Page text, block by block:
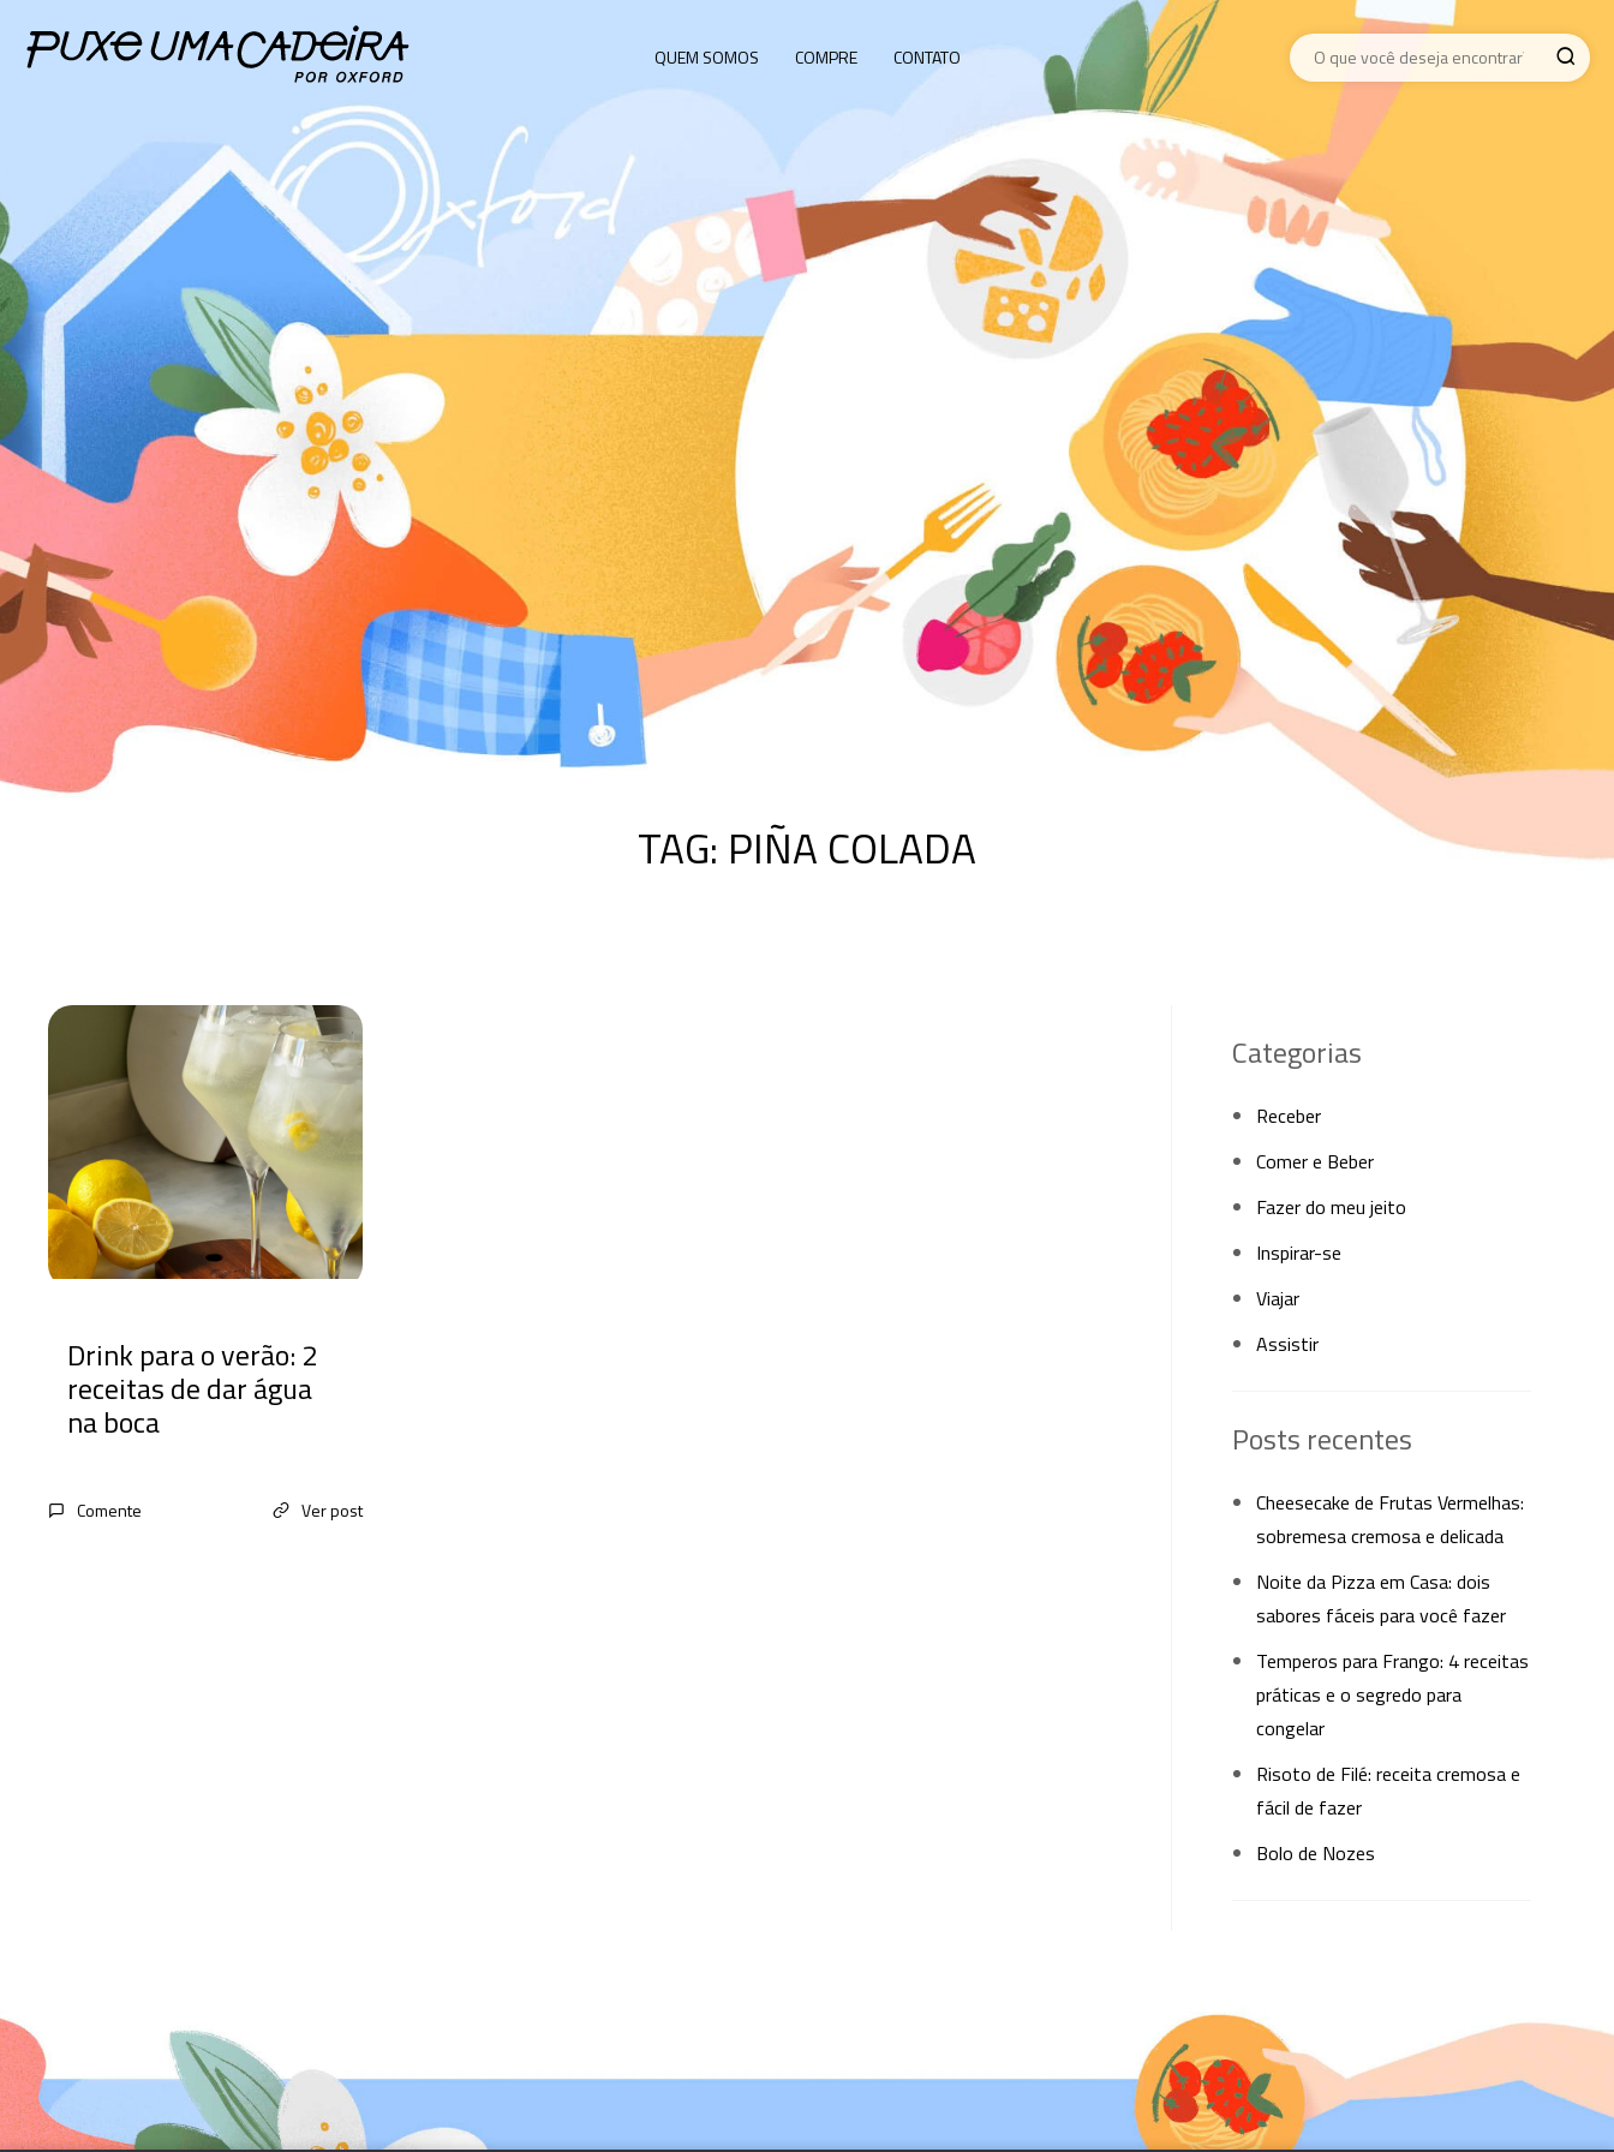
QUEM SOMOS COMPRE CONTATO
TAG: PIÑA COLADA
Drink para o verão: 2
receitas de dar água
na boca
Comente Ver post
Categorias
Receber
Comer e Beber
Fazer do meu jeito
Inspirar-se
Viajar
Assistir
Posts recentes
Cheesecake de Frutas Vermelhas:
sobremesa cremosa e delicada
Noite da Pizza em Casa: dois
sabores fáceis para você fazer
Temperos para Frango: 4 receitas
práticas e o segredo para
congelar
Risoto de Filé: receita cremosa e
fácil de fazer
Bolo de Nozes